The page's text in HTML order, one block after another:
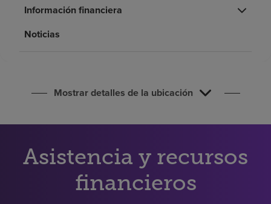
Empleos
Pagar mi factura
Información financiera
Noticias
Mostrar detalles de la ubicación
Asistencia y recursos
financieros